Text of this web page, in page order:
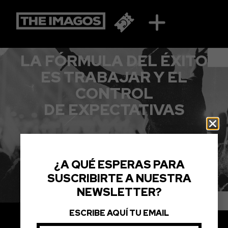
JOAQUÍN SABINA
LA FÓRMULA DEL ÉXITO
ES TRABAJAR Y EL
CONTROL
DE EXPECTATIVAS
¿A QUÉ ESPERAS PARA
SUSCRIBIRTE A NUESTRA
NEWSLETTER?
ESCRIBE AQUÍ TU EMAIL